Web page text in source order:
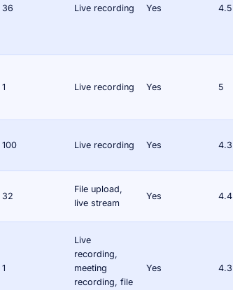
36 Live recording Yes 4.5
1 Live recording Yes 5
100 Live recording Yes 4.3
32
File upload,
live stream
Yes 4.4
1
Live
recording,
meeting
recording, file
Yes 4.3